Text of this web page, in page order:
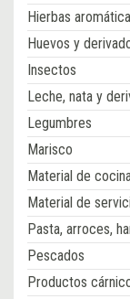
Hierbas
Huevos y
Insectos
Leche, nata y
Legumbres
Marisco
Material de
Material de
Pasta, arroces,
Pescados
Productos